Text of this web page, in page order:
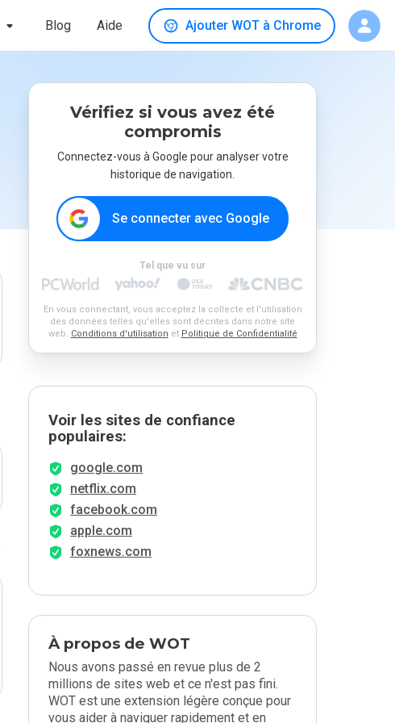
Blog Aide Ajouter WOT à Chrome
Vérifiez si vous avez été
compromis
Connectez-vous à Google pour analyser votre
historique de navigation.
Se connecter avec Google
Tel que vu sur
En vous connectant, vous acceptez la collecte et l'utilisation
des données telles qu'elles sont décrites dans notre site
web. Conditions d'utilisation et Politique de Confidentialité
Voir les sites de confiance
populaires:
google.com
netflix.com
facebook.com
apple.com
foxnews.com
À propos de WOT
Nous avons passé en revue plus de 2
millions de sites web et ce n'est pas fini.
WOT est une extension légère conçue pour
vous aider à naviguer rapidement et en